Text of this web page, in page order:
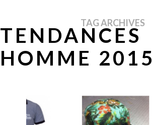
TAG ARCHIVES
TENDANCES
HOMME 2015